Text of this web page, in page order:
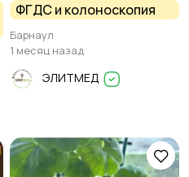
ФГДС и колоноскопия
Барнаул
1 месяц назад
ЭЛИТМЕД